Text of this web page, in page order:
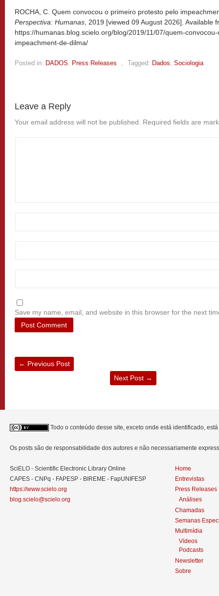
ROCHA, C. Quem convocou o primeiro protesto pelo
Perspectiva: Humanas , 2019 [viewed 09 August 2026]. Available
https://humanas.blog.scielo.org/blog/2019/11/07/quem-
impeachment-de-dilma/
Posted in: DADOS Press Releases Tagged: Dados Sociologia
Leave a Reply
Your email address will not be published. Required fields are
Save my name, email, and website in this browser for the next
← Previous Post
Next Post →
Todo o conteúdo desse site, exceto onde está identificado,
Os posts são de responsabilidade dos autores e não necessariamente
SciELO - Scientific Electronic Library Online
CAPES - CNPq - FAPESP - BIREME - FapUNIFESP
https://www.scielo.org
blog.scielo@scielo.org
Home
Entrevistas
Press Releases
Análises
Chamadas
Semanas
Multimídia
Vídeos
Podcasts
Newsletter
Sobre